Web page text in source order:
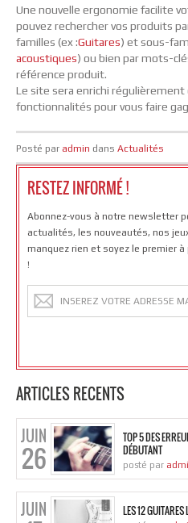
Une nouvelle ergonomie facilite
pouvez rechercher vos produits
familles (ex :Guitares) et sous-
acoustiques) ou bien par mots-
référence produit.
Le site sera enrichi régulièrement
fonctionnalités pour vous faire
Posté par admin dans Actualités
RESTEZ INFORMÉ !
Abonnez-vous à notre newsletter
actualités, les nouveautés, nos
manquez rien et soyez le premier
!
ARTICLES RECENTS
JUIN
26
TOP 5 DES
DÉBUTANT
posté par
JUIN LES 12 GUITARES